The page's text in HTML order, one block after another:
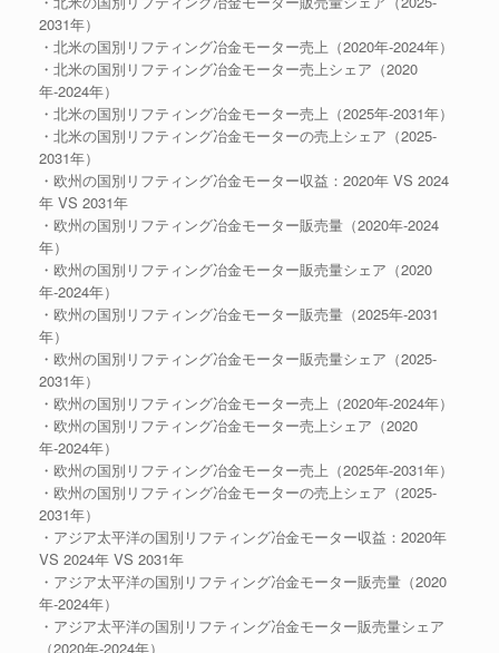
2031年）
・北米の国別リフティング冶金モーター売上（2020年-2024年）
・北米の国別リフティング冶金モーター売上シェア（2020
年-2024年）
・北米の国別リフティング冶金モーター売上（2025年-2031年）
・北米の国別リフティング冶金モーターの売上シェア（2025-
2031年）
・欧州の国別リフティング冶金モーター収益：2020年 VS 2024
年 VS 2031年
・欧州の国別リフティング冶金モーター販売量（2020年-2024
年）
・欧州の国別リフティング冶金モーター販売量シェア（2020
年-2024年）
・欧州の国別リフティング冶金モーター販売量（2025年-2031
年）
・欧州の国別リフティング冶金モーター販売量シェア（2025-
2031年）
・欧州の国別リフティング冶金モーター売上（2020年-2024年）
・欧州の国別リフティング冶金モーター売上シェア（2020
年-2024年）
・欧州の国別リフティング冶金モーター売上（2025年-2031年）
・欧州の国別リフティング冶金モーターの売上シェア（2025-
2031年）
・アジア太平洋の国別リフティング冶金モーター収益：2020年
VS 2024年 VS 2031年
・アジア太平洋の国別リフティング冶金モーター販売量（2020
年-2024年）
・アジア太平洋の国別リフティング冶金モーター販売量シェア
（2020年-2024年）